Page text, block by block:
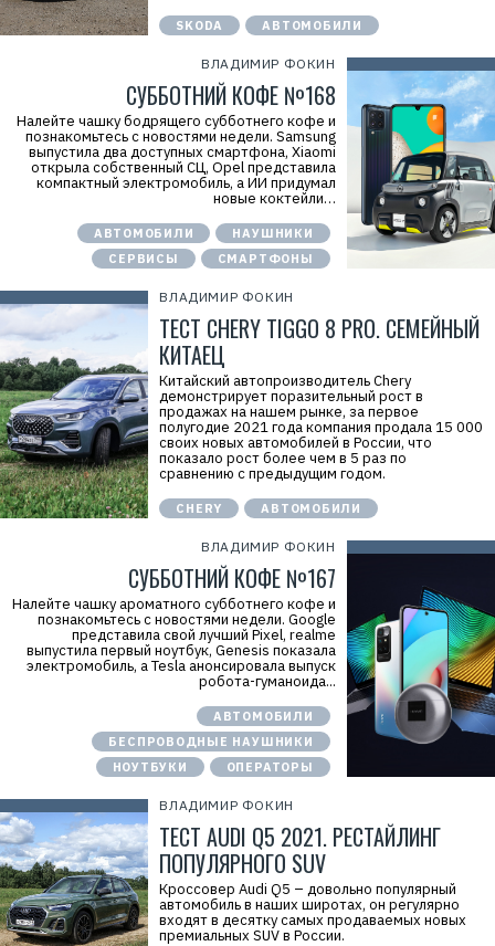
SKODA АВТОМОБИЛИ
ВЛАДИМИР ФОКИН
СУББОТНИЙ КОФЕ №168
Налейте чашку бодрящего субботнего кофе и
познакомьтесь с новостями недели. Samsung
выпустила два доступных смартфона, Xiaomi
открыла собственный СЦ, Opel представила
компактный электромобиль, а ИИ придумал
новые коктейли…
АВТОМОБИЛИ
НАУШНИКИ
СЕРВИСЫ
СМАРТФОНЫ
ВЛАДИМИР ФОКИН
ТЕСТ CHERY TIGGO 8 PRO. СЕМЕЙНЫЙ
КИТАЕЦ
Китайский автопроизводитель Chery
демонстрирует поразительный рост в
продажах на нашем рынке, за первое
полугодие 2021 года компания продала 15 000
своих новых автомобилей в России, что
показало рост более чем в 5 раз по
сравнению с предыдущим годом.
CHERY АВТОМОБИЛИ
ВЛАДИМИР ФОКИН
СУББОТНИЙ КОФЕ №167
Налейте чашку ароматного субботнего кофе и
познакомьтесь с новостями недели. Google
представила свой лучший Pixel, realme
выпустила первый ноутбук, Genesis показала
электромобиль, а Tesla анонсировала выпуск
робота-гуманоида...
АВТОМОБИЛИ
БЕСПРОВОДНЫЕ НАУШНИКИ
НОУТБУКИ
ОПЕРАТОРЫ
ВЛАДИМИР ФОКИН
ТЕСТ AUDI Q5 2021. РЕСТАЙЛИНГ
ПОПУЛЯРНОГО SUV
Кроссовер Audi Q5 – довольно популярный
автомобиль в наших широтах, он регулярно
входят в десятку самых продаваемых новых
премиальных SUV в России.